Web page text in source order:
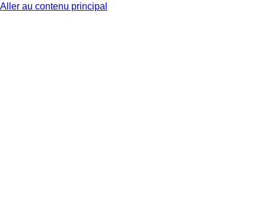
Aller au contenu principal